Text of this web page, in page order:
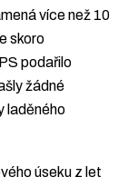
více než 10
skoro
podařilo
žádné
laděného
úseku z let